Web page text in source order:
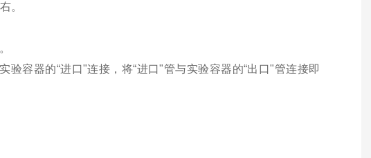
。
容器的“进口"连接，将“进口"管与实验容器的“出口"管连接即